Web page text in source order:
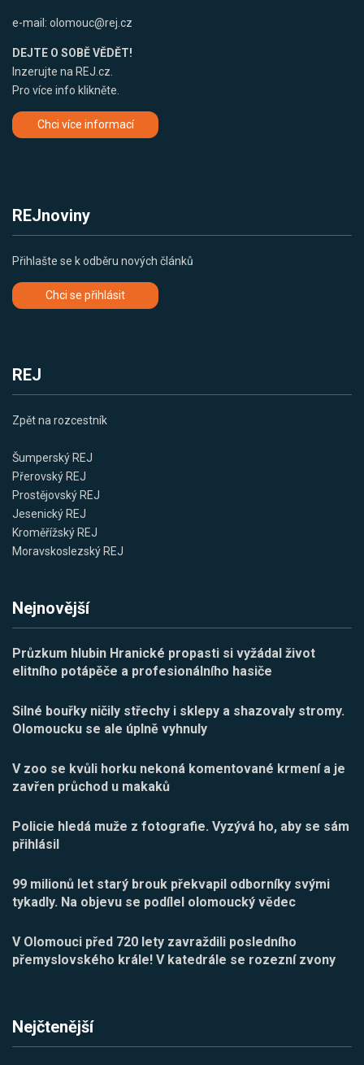
e-mail: olomouc@rej.cz
DEJTE O SOBĚ VĚDĚT!
Inzerujte na REJ.cz.
Pro více info klikněte.
Chci více informací
REJnoviny
Přihlašte se k odběru nových článků
Chci se přihlásit
REJ
Zpět na rozcestník
Šumperský REJ
Přerovský REJ
Prostějovský REJ
Jesenický REJ
Kroměřížský REJ
Moravskoslezský REJ
Nejnovější
Průzkum hlubin Hranické propasti si vyžádal život
elitního potápěče a profesionálního hasiče
Silné bouřky ničily střechy i sklepy a shazovaly stromy.
Olomoucku se ale úplně vyhnuly
V zoo se kvůli horku nekoná komentované krmení a je
zavřen průchod u makaků
Policie hledá muže z fotografie. Vyzývá ho, aby se sám
přihlásil
99 milionů let starý brouk překvapil odborníky svými
tykadly. Na objevu se podílel olomoucký vědec
V Olomouci před 720 lety zavraždili posledního
přemyslovského krále! V katedrále se rozezní zvony
Nejčtenější